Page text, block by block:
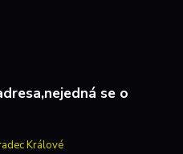
se o
Králové